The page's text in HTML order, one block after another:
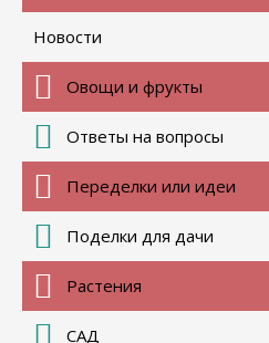
Новости
Овощи и фрукты
Ответы на вопросы
Переделки или идеи
Поделки для дачи
Растения
САД